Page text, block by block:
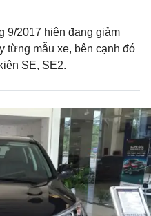
9/2017 hiện đang giảm
từng mẫu xe, bên cạnh đó
SE, SE2.